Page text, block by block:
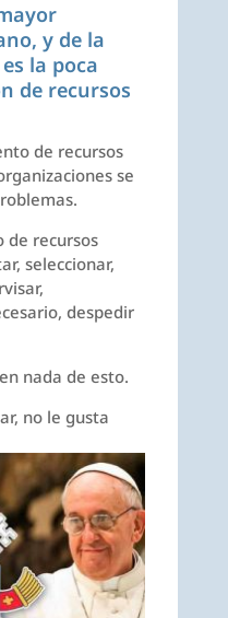
y de la
la poca
de recursos
de recursos
se
de recursos
seleccionar,
despedir
nada de esto.
no le gusta